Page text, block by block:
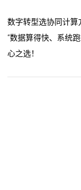
数字转型选协同计
“数据算得快、系统
心之选！